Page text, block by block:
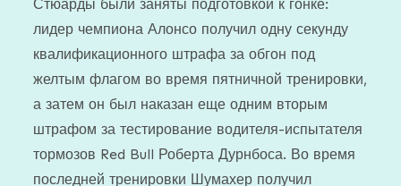
Стюарды были заняты подготовкой к гонке:
лидер чемпиона Алонсо получил одну секунду
квалификационного штрафа за обгон под
желтым флагом во время пятничной тренировки,
а затем он был наказан еще одним вторым
штрафом за тестирование водителя-испытателя
тормозов Red Bull Роберта Дурнбоса. Во время
последней тренировки Шумахер получил